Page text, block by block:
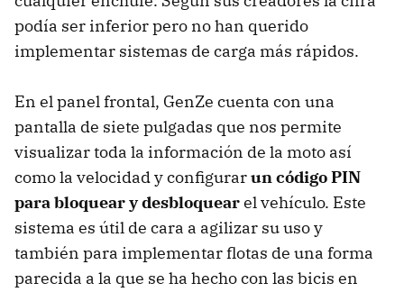
podía ser inferior pero no han querido
implementar sistemas de carga más rápidos.
En el panel frontal, GenZe cuenta con una
pantalla de siete pulgadas que nos permite
visualizar toda la información de la moto así
como la velocidad y configurarun código PIN
para bloquear y desbloquearel vehículo. Este
sistema es útil de cara a agilizar su uso y
también para implementar flotas de una forma
parecida a la que se ha hecho con las bicis en